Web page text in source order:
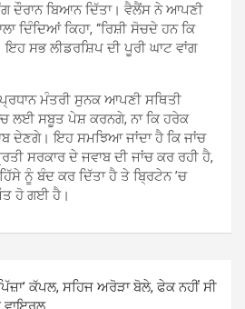
ਦੌਰਾਨ ਬਿਆਨ ਦਿੱਤਾ। ਵੈਲੈਂਸ ਨੇ ਆਪਣੀ
ਦਿੰਦਿਆਂ ਕਿਹਾ, ‘‘ਰਿਸ਼ੀ ਸੋਚਦੇ ਹਨ ਕਿ
ਸਭ ਲੀਡਰਸ਼ਿਪ ਦੀ ਪੂਰੀ ਘਾਟ ਵਾਂਗ
ਮੰਤਰੀ ਸੁਨਕ ਆਪਣੀ ਸਥਿਤੀ
ਲਈ ਸਬੂਤ ਪੇਸ਼ ਕਰਨਗੇ, ਨਾ ਕਿ ਹਰੇਕ
ਦੇਣਗੇ। ਇਹ ਸਮਝਿਆ ਜਾਂਦਾ ਹੈ ਕਿ ਜਾਂਚ
ਸਰਕਾਰ ਦੇ ਜਵਾਬ ਦੀ ਜਾਂਚ ਕਰ ਰਹੀ ਹੈ,
ਨੂੰ ਬੰਦ ਕਰ ਦਿੱਤਾ ਹੈ ਤੇ ਬ੍ਰਿਟੇਨ ’ਚ
ਹੋ ਗਈ ਹੈ।
ਕੱਪਲ, ਸਹਿਜ ਅਰੋੜਾ ਬੋਲੇ, ਫੇਕ ਨਹੀਂ ਸੀ